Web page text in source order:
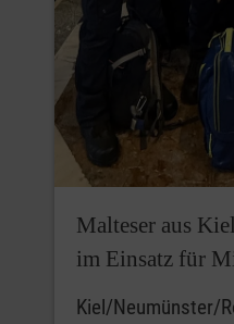
Malteser aus
im Einsatz für
Kiel/Neumünster/